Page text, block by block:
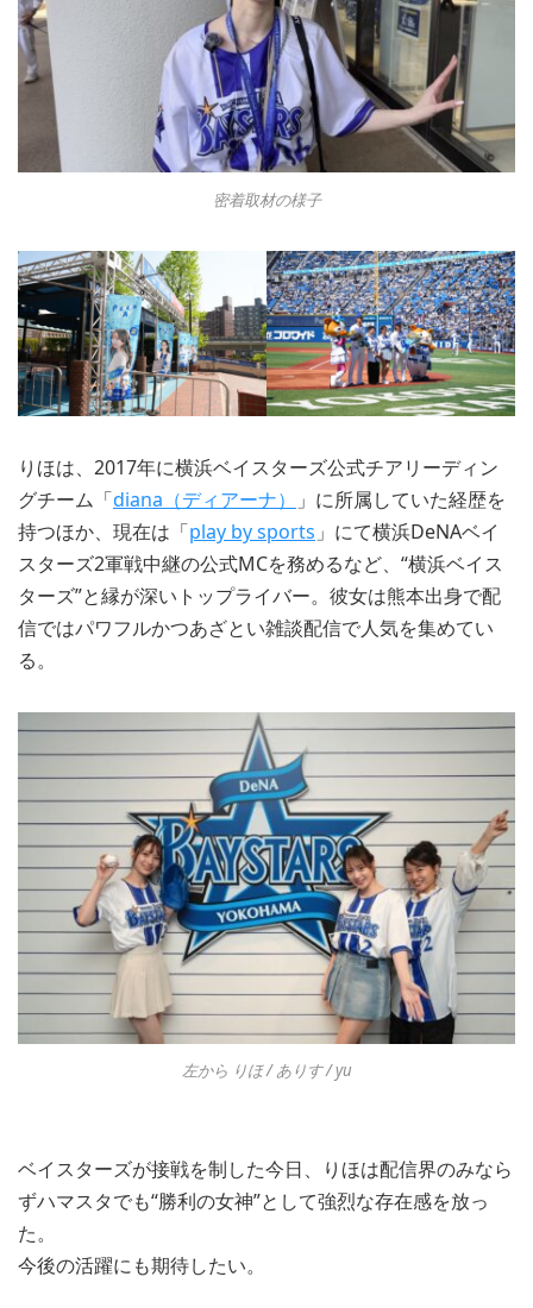
密着取材の様子
りほは、2017年に横浜ベイスターズ公式チアリーディン
グチーム「diana（ディアーナ）
」に所属していた経歴を
持つほか、現在は「play by sports 」にて横浜DeNAベイ
スターズ2軍戦中継の公式MCを務めるなど、“横浜ベイス
ターズ”と縁が深いトップライバー。彼女は熊本出身で配
信ではパワフルかつあざとい雑談配信で人気を集めてい
る。
左から りほ / ありす / yu
ベイスターズが接戦を制した今日、りほは配信界のみなら
ずハマスタでも“勝利の女神”として強烈な存在感を放っ
た。
今後の活躍にも期待したい。